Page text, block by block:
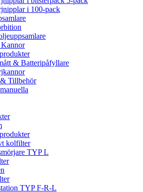
i 100-pack
& Batteripåfyllare
Tillbehör
kolfilter
TYP L
TYP F-R-L